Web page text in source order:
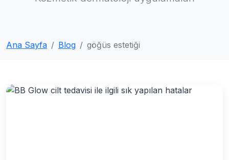
Ana Sayfa Blog göğüs estetiği